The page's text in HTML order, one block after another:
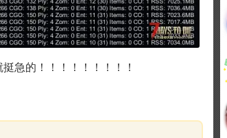
急的！！！！！！！！！